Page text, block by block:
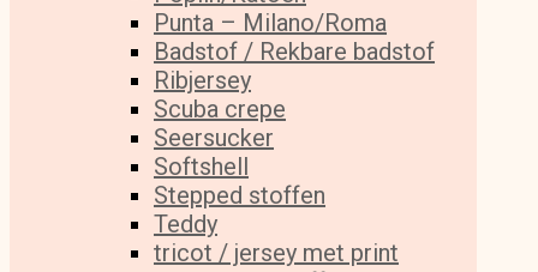
Punta – Milano/Roma
Badstof / Rekbare badstof
Ribjersey
Scuba crepe
Seersucker
Softshell
Stepped stoffen
Teddy
tricot / jersey met print